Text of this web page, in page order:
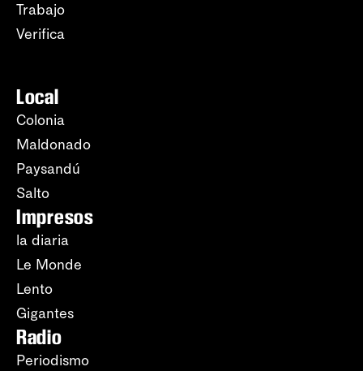
Trabajo
Verifica
Local
Colonia
Maldonado
Paysandú
Salto
Impresos
la diaria
Le Monde
Lento
Gigantes
Radio
Periodismo